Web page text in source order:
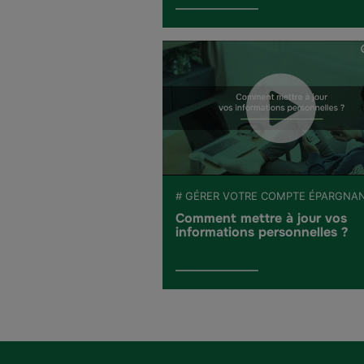
# GÉRER VOTRE COMPTE
Comment mettre à jour vos
informations personnelles ?